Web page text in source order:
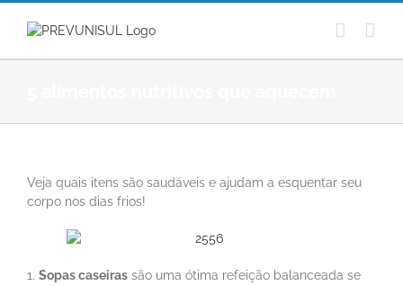
Ir
conteúdo
Veja quais itens são saudáveis e ajudam a esquentar seu
corpo nos dias frios!
1. Sopas caseiras são uma ótima refeição balanceada se